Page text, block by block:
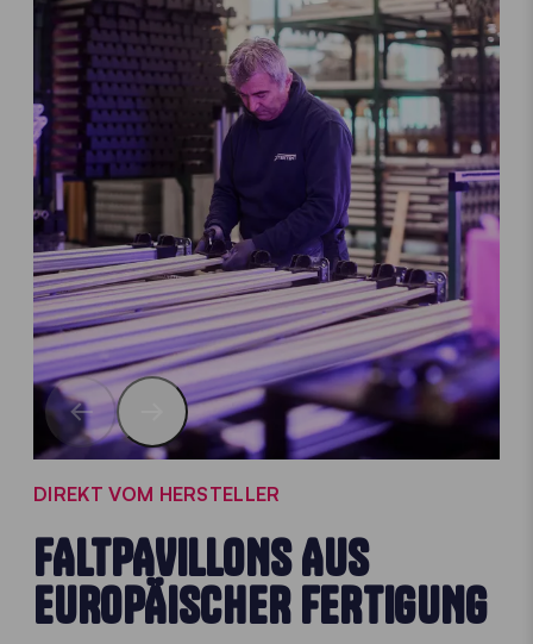
DIREKT VOM HERSTELLER
FALTPAVILLONS AUS
EUROPÄISCHER FERTIGUNG